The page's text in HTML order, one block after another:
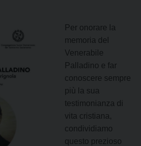
Per onorare la
memoria del
Venerabile
Palladino e far
conoscere sempre
più la sua
testimonianza di
vita cristiana,
condividiamo
questo prezioso